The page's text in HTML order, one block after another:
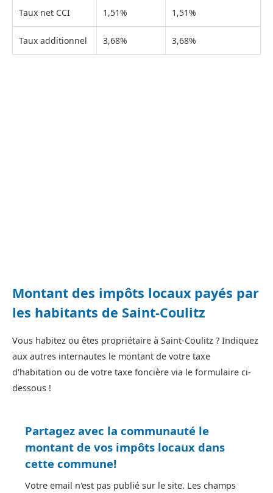
Taux net CCI 1,51% 1,51%
Taux additionnel 3,68% 3,68%
Montant des impôts locaux payés par
les habitants de Saint-Coulitz
Vous habitez ou êtes propriétaire à Saint-Coulitz ? Indiquez
aux autres internautes le montant de votre taxe
d'habitation ou de votre taxe foncière via le formulaire ci-
dessous !
Partagez avec la communauté le
montant de vos impôts locaux dans
cette commune!
Votre email n'est pas publié sur le site. Les champs